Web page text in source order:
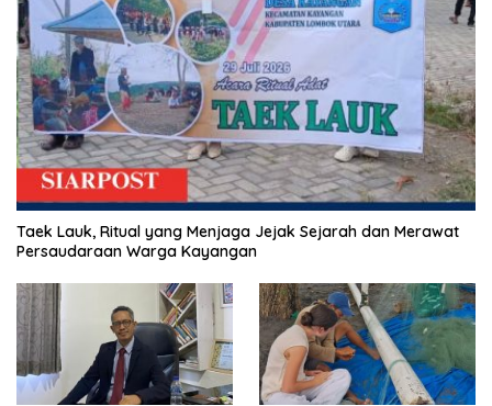
Taek Lauk, Ritual yang Menjaga Jejak Sejarah dan Merawat
Persaudaraan Warga Kayangan